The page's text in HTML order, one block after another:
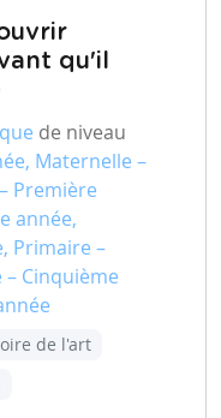
qu'il
de niveau
Maternelle –
Première
année,
Primaire –
Cinquième
de l'art